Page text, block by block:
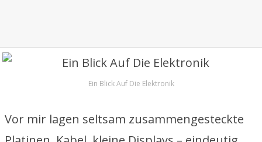
Ein Blick Auf Die Elektronik
Vor mir lagen seltsam zusammengesteckte